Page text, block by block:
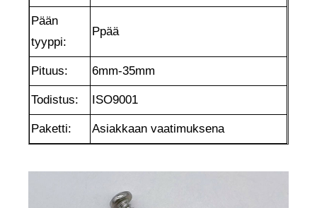
Pään
tyyppi:
Ppää
Pituus: 6mm-35mm
Todistus: ISO9001
Paketti: Asiakkaan vaatimuksena